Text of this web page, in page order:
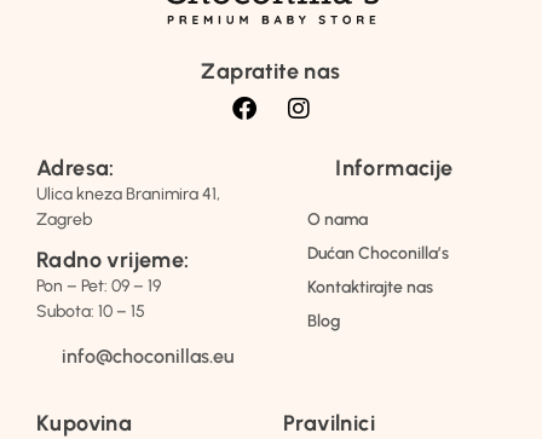
Zapratite nas
Adresa:
Ulica kneza Branimira 41,
Zagreb
Radno vrijeme:
Pon – Pet: 09 – 19
Subota: 10 – 15
info@choconillas.eu
Informacije
O nama
Dućan Choconilla’s
Kontaktirajte nas
Blog
Kupovina Pravilnici